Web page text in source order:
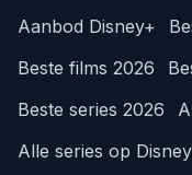
Aanbod Disney+
Beste films 2026
Beste series 2026
Alle series op